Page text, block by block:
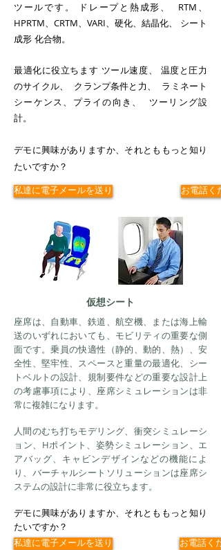
ツールです。
ドレープと熱成形、
RTM、
HPRTM、CRTM、VARI、硬化、結晶化、
シート
成形 化合物。
最適化に役立ちます ツール速度、
温度と圧力
のサイクル、
クランプ条件と力、
ラミネート
シーケンス、プライの向き、
ツーリング設
計。
デモに興味がありますか、それとももっと知り
たいですか？
私達に電子メールを送り お電話く
仮想シート
座席は、自動車、鉄道、航空機、または海上輸
送のいずれにおいても、モビリティの重要な側
面です。乗員の快適性（静的、動的、熱）、安
全性、堅牢性、スペースと重量の最適化、シー
トベルトの設計、規制要件などの重要な設計上
の考慮事項により、座席シミュレーションは非
常に複雑になります。
人間のむち打ちモデリング、衝突シミュレーシ
ョン、Hポイント、姿勢シミュレーション、エ
アバッグ、キャビンデザインなどの機能によ
り、バーチャルシートソリューションは座席シ
ステムの設計に非常に役立ちます。
デモに興味がありますか、それとももっと知り
たいですか？
私達に電子メールを送り お電話く